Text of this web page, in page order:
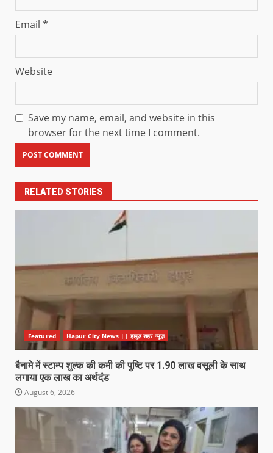
Email *
Website
Save my name, email, and website in this
browser for the next time I comment.
RELATED STORIES
Featured Hapur City News || हापुड़ शहर न्यूज़
बैनामे में स्टाम्प शुल्क की कमी की पुष्टि पर 1.90 लाख वसूली के साथ
लगाया एक लाख का अर्थदंड
August 6, 2026